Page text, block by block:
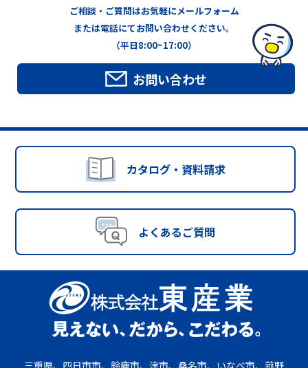
ご相談・ご質問はお気軽にメールフォーム
または電話にてお問い合わせください。
（平日8:00~17:00）
お問い合わせ
カタログ・資料請求
よくあるご質問